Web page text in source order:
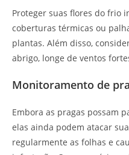
Proteger suas flores do frio
coberturas térmicas ou
plantas. Além disso,
abrigo, longe de ventos
Monitoramento de
Embora as pragas possam
elas ainda podem atacar
regularmente as folhas e